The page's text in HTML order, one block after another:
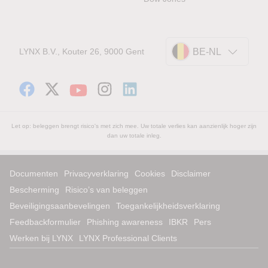
LYNX B.V., Kouter 26, 9000 Gent BE-NL
Let op: beleggen brengt risico's met zich mee. Uw totale verlies kan aanzienlijk hoger zijn
dan uw totale inleg.
Documenten Privacyverklaring Cookies
Disclaimer
Bescherming
Risico’s van beleggen
Beveiligingsaanbevelingen
Toegankelijkheidsverklaring
Feedbackformulier
Phishing awareness IBKR
Pers
Werken bij LYNX
LYNX Professional Clients